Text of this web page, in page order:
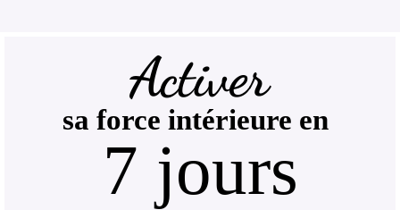
Activer
sa force intérieure en
7 jours